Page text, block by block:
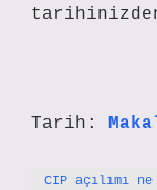
Tarih:
CIP açılımı ne